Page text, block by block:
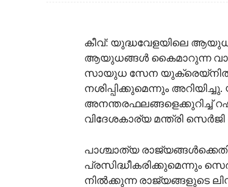
കീവ്: യുദ്ധവേളയിലെ
ആയുധങ്ങള്‍ കൈമാറുന്ന
സായുധ സേന
നശിപ്പിക്കുമെന്നും
അനന്തരഫലങ്ങളെക്കുറിച്ച്‌
വിദേശകാര്യ മന്ത്രി
പാശ്ചാത്യ
പ്രസിദ്ധീകരിക്കുമെന്നും
നില്‍ക്കുന്ന രാജ്യങ്ങളുടെ